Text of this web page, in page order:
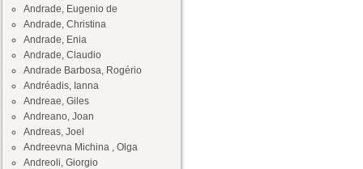
Andrade, Eugenio de
Andrade, Christina
Andrade, Enia
Andrade, Claudio
Andrade Barbosa, Rogério
Andréadis, Ianna
Andreae, Giles
Andreano, Joan
Andreas, Joel
Andreevna Michina , Olga
Andreoli, Giorgio